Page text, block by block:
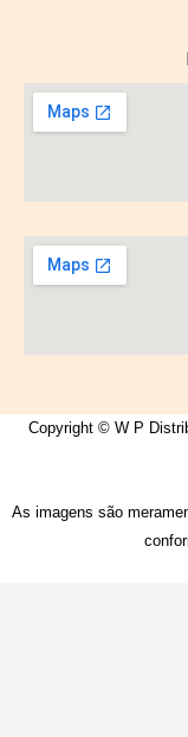
Copyright © W P
As imagens são